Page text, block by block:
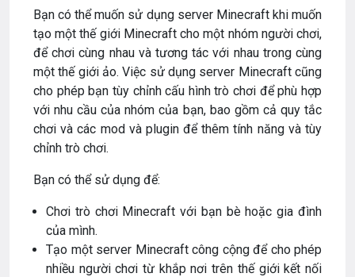
Bạn có thể muốn sử dụng server Minecraft khi muốn
tạo một thế giới Minecraft cho một nhóm người chơi,
để chơi cùng nhau và tương tác với nhau trong cùng
một thế giới ảo. Việc sử dụng server Minecraft cũng
cho phép bạn tùy chỉnh cấu hình trò chơi để phù hợp
với nhu cầu của nhóm của bạn, bao gồm cả quy tắc
chơi và các mod và plugin để thêm tính năng và tùy
chỉnh trò chơi.
Bạn có thể sử dụng để:
Chơi trò chơi Minecraft với bạn bè hoặc gia đình
của mình.
Tạo một server Minecraft công cộng để cho phép
nhiều người chơi từ khắp nơi trên thế giới kết nối